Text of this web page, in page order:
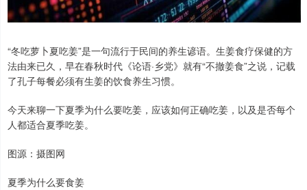
“冬吃萝卜夏吃姜”是一句流行于民间的养生谚语。生姜食疗保健的方
法由来已久，早在春秋时代《论语·乡党》就有“不撤姜食”之说，记载
了孔子每餐必须有生姜的饮食养生习惯。
今天来聊一下夏季为什么要吃姜，应该如何正确吃姜，以及是否每个
人都适合夏季吃姜。
图源：摄图网
夏季为什么要食姜